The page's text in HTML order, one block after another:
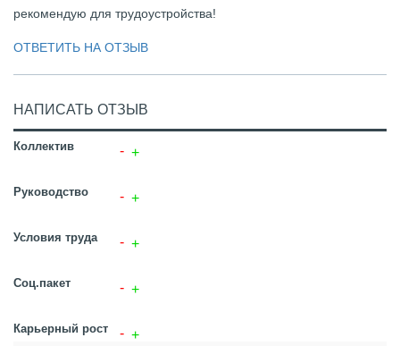
рекомендую для трудоустройства!
ОТВЕТИТЬ НА ОТЗЫВ
НАПИСАТЬ ОТЗЫВ
Коллектив
Руководство
Условия труда
Соц.пакет
Карьерный рост